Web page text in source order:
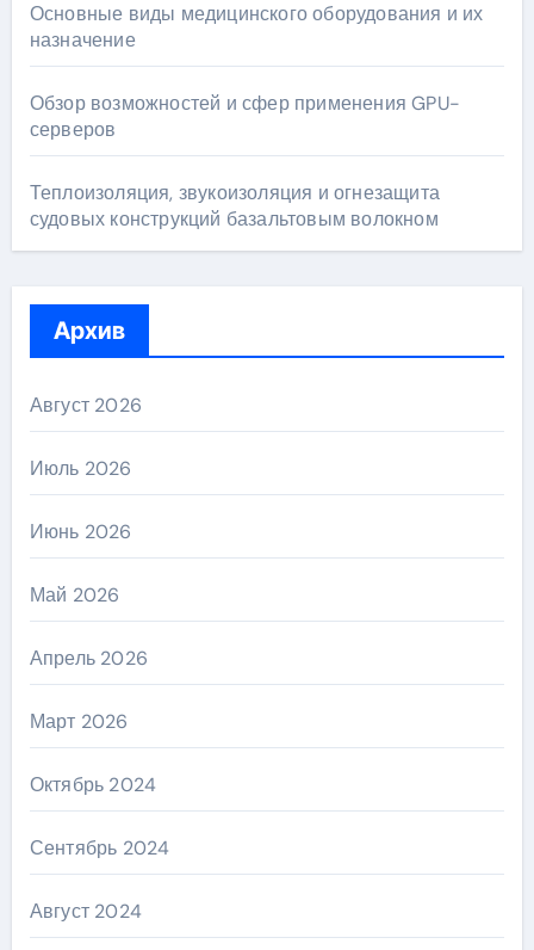
Основные виды медицинского оборудования и их
назначение
Обзор возможностей и сфер применения GPU-
серверов
Теплоизоляция, звукоизоляция и огнезащита
судовых конструкций базальтовым волокном
Архив
Август 2026
Июль 2026
Июнь 2026
Май 2026
Апрель 2026
Март 2026
Октябрь 2024
Сентябрь 2024
Август 2024